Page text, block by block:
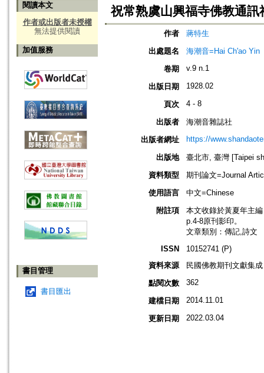
閱讀本文
作者或出版者未授權
無法提供閱讀
加值服務
書目管理
書目匯出
祝常熟虞山興福寺佛教通
作者
蔣特生
出處題名
海潮音=Hai Ch'ao Yin
卷期
v.9 n.1
出版日期 1928.02
頁次 4 - 8
出版者
海潮音雜誌社
出版者網址
https://
出版地
臺北市, 臺灣 [Taipei
資料類型
期刊論文=Journal
使用語言
中文=Chinese
附註項
本文收錄於黃夏年主
p.4-8原刊影印。
文章類別：傳記,詩文
ISSN
10152741 (P)
資料來源
民國佛教期刊文獻集
點閱次數
362
建檔日期 2014.11.01
更新日期 2022.03.04